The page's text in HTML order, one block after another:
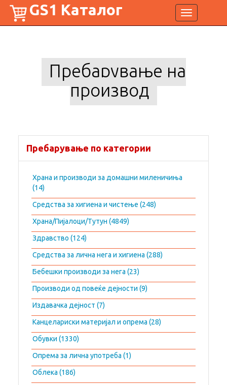
Toggle
navigation
GS1 Каталог
Пребарување на
производ
Пребарување по категории
Храна и производи за домашни миленичиња
(14)
Средства за хигиена и чистење (248)
Храна/Пијалоци/Тутун (4849)
Здравство (124)
Средства за лична нега и хигиена (288)
Бебешки производи за нега (23)
Производи од повеќе дејности (9)
Издавачка дејност (7)
Канцелариски материјал и опрема (28)
Обувки (1330)
Опрема за лична употреба (1)
Облека (186)